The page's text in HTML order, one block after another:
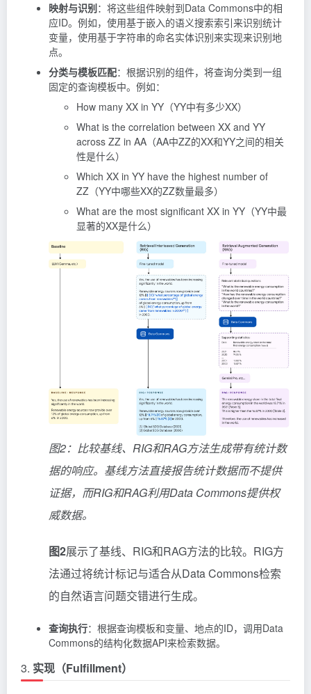
映射与识别：将这些组件映射到Data Commons中的相
应ID。例如，使用基于嵌入的语义搜索索引来识别统计
变量，使用基于字符串的命名实体识别来实现来识别地
点。
分类与模板匹配：根据识别的组件，将查询分类到一组
固定的查询模板中。例如：
How many XX in YY（YY中有多少XX）
What is the correlation between XX and YY
across ZZ in AA（AA中ZZ的XX和YY之间的相关
性是什么）
Which XX in YY have the highest number of
ZZ（YY中哪些XX的ZZ数量最多）
What are the most significant XX in YY（YY中最
显著的XX是什么）
图2：比较基线、RIG和RAG方法生成带有统计数
据的响应。基线方法直接报告统计数据而不提供
证据，而RIG和RAG利用Data Commons提供权
威数据。
图2展示了基线、RIG和RAG方法的比较。RIG方
法通过将统计标记与适合从Data Commons检索
的自然语言问题交错进行生成。
查询执行：根据查询模板和变量、地点的ID，调用Data
Commons的结构化数据API来检索数据。
3. 实现（Fulfillment）